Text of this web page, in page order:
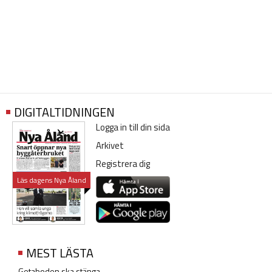
DIGITALTIDNINGEN
Läs dagens Nya Åland
Logga in till din sida
Arkivet
Registrera dig
MEST LÄSTA